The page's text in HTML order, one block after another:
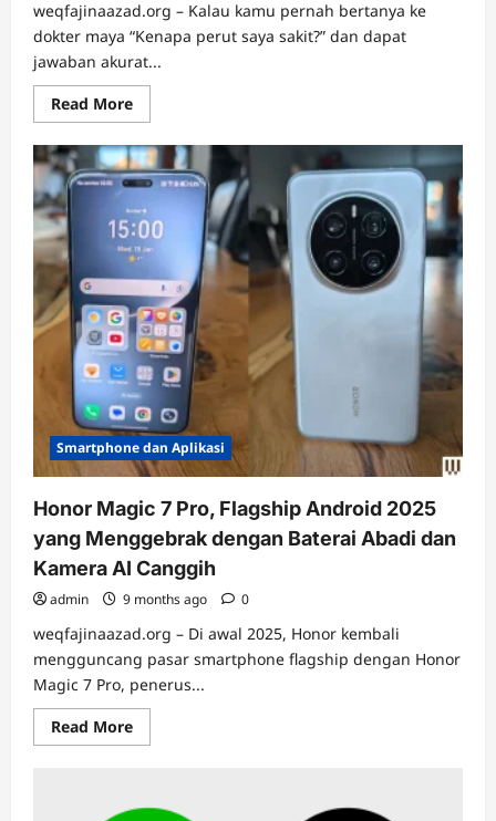
weqfajinaazad.org – Kalau kamu pernah bertanya ke
dokter maya “Kenapa perut saya sakit?” dan dapat
jawaban akurat...
Read MoreRead
more
Expert
Systems,
Otak
Buatan
yang
Mengubah
Dunia
di
Tahun
2025
Smartphone dan Aplikasi
Honor Magic 7 Pro, Flagship Android 2025
yang Menggebrak dengan Baterai Abadi dan
Kamera AI Canggih
admin 9 months ago 0
weqfajinaazad.org – Di awal 2025, Honor kembali
mengguncang pasar smartphone flagship dengan Honor
Magic 7 Pro, penerus...
Read MoreRead
more